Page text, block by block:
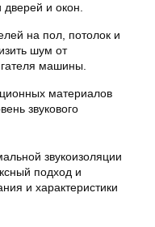
и окон.
на пол, потолок и
шум от
машины.
материалов
звукового
звукоизоляции
подход и
и характеристики